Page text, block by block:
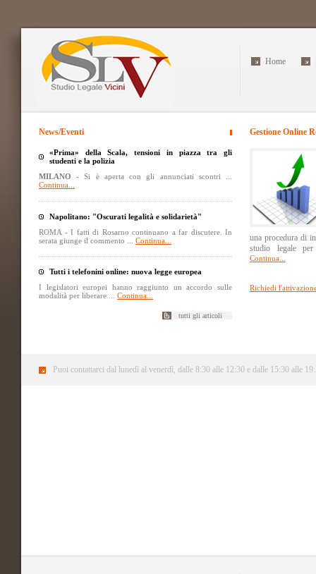
Home
News/Eventi
«Prima» della Scala, tensioni in piazza tra gli
studenti e la polizia
MILANO- Si è aperta con gli annunciati scontri ...
Continua...
Napolitano: "Oscurati legalità e solidarietà"
ROMA - I fatti di Rosarno continuano a far discutere. In
serata giunge il commento ...
Continua...
Tutti i telefonini online: nuova legge europea
I legislatori europei hanno raggiunto un accordo sulle
modalità per liberare ...
Continua...
tutti gli articoli
Gestione Online
una procedura di
studio legale
Continua...
Richiedi
Puoi contattarci dal lunedì al venerdì, dalle 8:30 alle 12:30 e dalle 15:30 alle